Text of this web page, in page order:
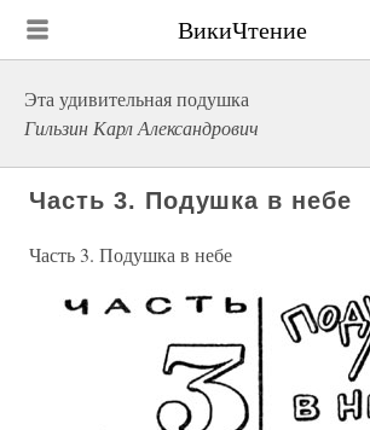
ВикиЧтение
Эта удивительная подушка
Гильзин Карл Александрович
Часть 3. Подушка в небе
Часть 3. Подушка в небе